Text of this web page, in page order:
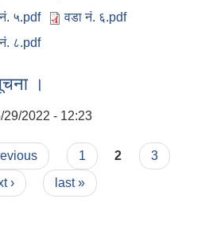
५.pdf
वडा नं. ६.pdf
८.pdf
गर्ने लाभग्राहीहरुको अभिलेख ।
।
29/2022 - 12:23
1 2
3
›
last »